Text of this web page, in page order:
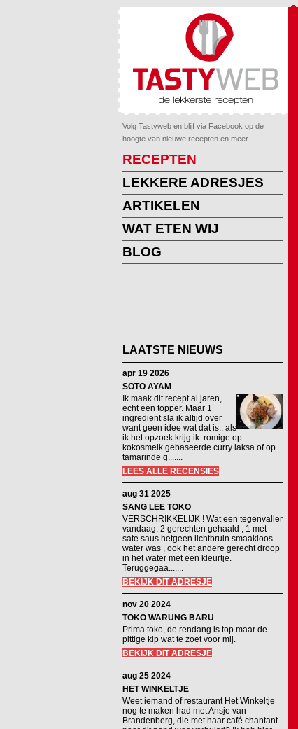
Volg Tastyweb en blijf via Facebook op de
hoogte van nieuwe recepten en meer.
RECEPTEN
LEKKERE ADRESJES
ARTIKELEN
WAT ETEN WIJ
BLOG
LAATSTE NIEUWS
apr 19 2026
SOTO AYAM
Ik maak dit recept al jaren,
echt een topper. Maar 1
ingredient sla ik altijd over
want geen idee wat dat is.. als
ik het opzoek krijg ik: romige op
kokosmelk gebaseerde curry laksa of op
tamarinde g.......
LEES ALLE RECENSIES
aug 31 2025
SANG LEE TOKO
VERSCHRIKKELIJK ! Wat een tegenvaller
vandaag. 2 gerechten gehaald , 1 met
sate saus hetgeen lichtbruin smaakloos
water was , ook het andere gerecht droop
in het water met een kleurtje.
Teruggegaa.......
BEKIJK DIT ADRESJE
nov 20 2024
TOKO WARUNG BARU
Prima toko, de rendang is top maar de
pittige kip wat te zoet voor mij.
BEKIJK DIT ADRESJE
aug 25 2024
HET WINKELTJE
Weet iemand of restaurant Het Winkeltje
nog te maken had met Ansje van
Brandenberg, die met haar café chantant